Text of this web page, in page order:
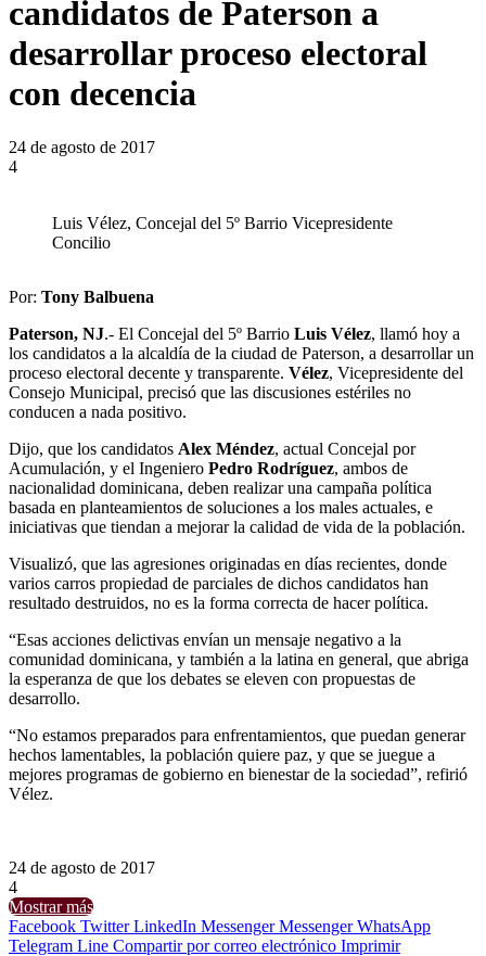
candidatos de Paterson a
desarrollar proceso electoral
con decencia
24 de agosto de 2017
4
Luis Vélez, Concejal del 5º Barrio Vicepresidente
Concilio
Por: Tony Balbuena
Paterson, NJ.- El Concejal del 5º Barrio Luis Vélez, llamó hoy a
los candidatos a la alcaldía de la ciudad de Paterson, a desarrollar un
proceso electoral decente y transparente. Vélez, Vicepresidente del
Consejo Municipal, precisó que las discusiones estériles no
conducen a nada positivo.
Dijo, que los candidatos Alex Méndez, actual Concejal por
Acumulación, y el Ingeniero Pedro Rodríguez, ambos de
nacionalidad dominicana, deben realizar una campaña política
basada en planteamientos de soluciones a los males actuales, e
iniciativas que tiendan a mejorar la calidad de vida de la población.
Visualizó, que las agresiones originadas en días recientes, donde
varios carros propiedad de parciales de dichos candidatos han
resultado destruidos, no es la forma correcta de hacer política.
“Esas acciones delictivas envían un mensaje negativo a la
comunidad dominicana, y también a la latina en general, que abriga
la esperanza de que los debates se eleven con propuestas de
desarrollo.
“No estamos preparados para enfrentamientos, que puedan generar
hechos lamentables, la población quiere paz, y que se juegue a
mejores programas de gobierno en bienestar de la sociedad”, refirió
Vélez.
24 de agosto de 2017
4
Mostrar más
Facebook Twitter LinkedIn Messenger Messenger WhatsApp
Telegram Line Compartir por correo electrónico Imprimir